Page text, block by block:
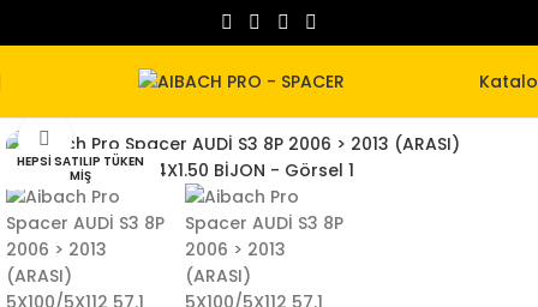
HEPSI SATILIP TÜKEN
MIŞ
Büyütmek için tıklayın